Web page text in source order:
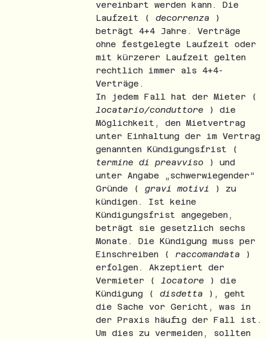
vereinbart werden kann. Die
Laufzeit ( decorrenza)
beträgt 4+4 Jahre. Verträge
ohne festgelegte Laufzeit oder
mit kürzerer Laufzeit gelten
rechtlich immer als 4+4-
Verträge.
In jedem Fall hat der Mieter (
locatario/conduttore) die
Möglichkeit, den Mietvertrag
unter Einhaltung der im Vertrag
genannten Kündigungsfrist (
termine di preavviso) und
unter Angabe „schwerwiegender“
Gründe ( gravi motivi
) zu
kündigen. Ist keine
Kündigungsfrist angegeben,
beträgt sie gesetzlich sechs
Monate. Die Kündigung muss per
Einschreiben ( raccomandata)
erfolgen. Akzeptiert der
Vermieter ( locatore) die
Kündigung ( disdetta), geht
die Sache vor Gericht, was in
der Praxis häufig der Fall ist.
Um dies zu vermeiden, sollten